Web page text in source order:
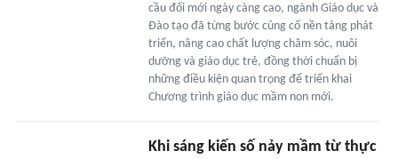
cầu đổi mới ngày càng cao, ngành Giáo dục và
Đào tạo đã từng bước củng cố nền tảng phát
triển, nâng cao chất lượng chăm sóc, nuôi
dưỡng và giáo dục trẻ, đồng thời chuẩn bị
những điều kiện quan trọng để triển khai
Chương trình giáo dục mầm non mới.
Khi sáng kiến số nảy mầm từ thực